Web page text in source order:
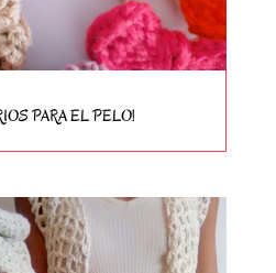
PARA EL PELO!